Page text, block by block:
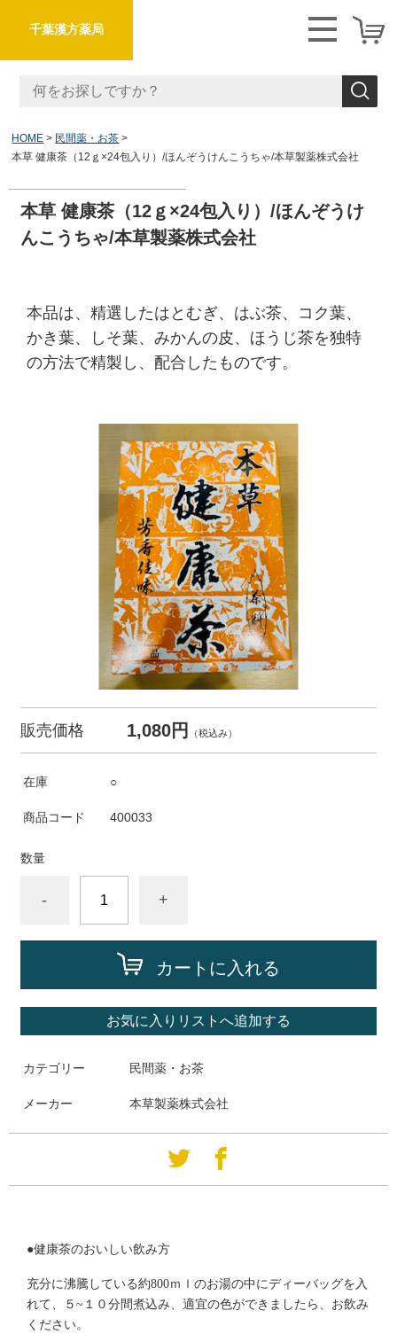
千葉漢方薬局
HOME
民間薬・お茶
本草 健康茶（12ｇ×24包入り）/ほんぞうけんこうちゃ/本草製薬株式会社
本草 健康茶（12ｇ×24包入り）/ほんぞうけ
んこうちゃ/本草製薬株式会社
本品は、精選したはとむぎ、はぶ茶、コク葉、
かき葉、しそ葉、みかんの皮、ほうじ茶を独特
の方法で精製し、配合したものです。
販売価格 1,080円 （税込み）
在庫 ○
商品コード 400033
数量
- +
カートに入れる
お気に入りリストへ追加する
カテゴリー 民間薬・お茶
メーカー 本草製薬株式会社
●健康茶のおいしい飲み方
充分に沸騰している約800ｍｌのお湯の中にディーバッグを入
れて、５~１０分間煮込み、適宜の色ができましたら、お飲み
ください。